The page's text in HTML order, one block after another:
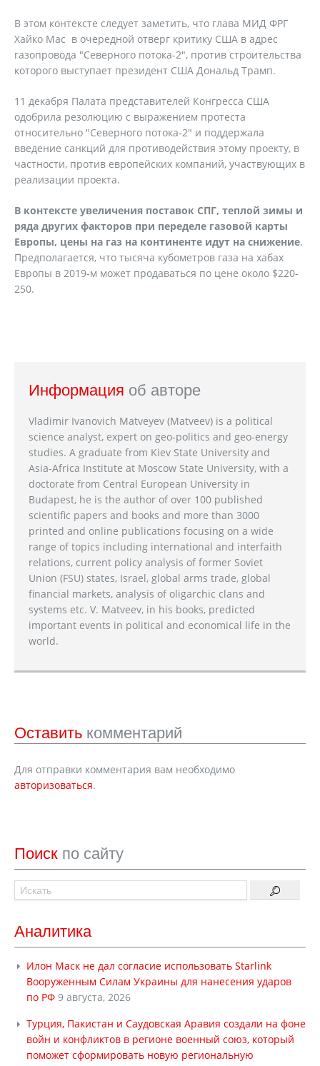
В этом контексте следует заметить, что глава МИД ФРГ
Хайко Мас в очередной отверг критику США в адрес
газопровода "Северного потока-2", против строительства
которого выступает президент США Дональд Трамп.
11 декабря Палата представителей Конгресса США
одобрила резолюцию с выражением протеста
относительно "Северного потока-2" и поддержала
введение санкций для противодействия этому проекту, в
частности, против европейских компаний, участвующих в
реализации проекта.
В контексте увеличения поставок СПГ, теплой зимы и
ряда других факторов при переделе газовой карты
Европы, цены на газ на континенте идут на снижение.
Предполагается, что тысяча кубометров газа на хабах
Европы в 2019-м может продаваться по цене около $220-
250.
Информация об авторе
Vladimir Ivanovich Matveyev (Matveev) is a political
science analyst, expert on geo-politics and geo-energy
studies. A graduate from Kiev State University and
Asia-Africa Institute at Moscow State University, with a
doctorate from Central European University in
Budapest, he is the author of over 100 published
scientific papers and books and more than 3000
printed and online publications focusing on a wide
range of topics including international and interfaith
relations, current policy analysis of former Soviet
Union (FSU) states, Israel, global arms trade, global
financial markets, analysis of oligarchic clans and
systems etc. V. Matveev, in his books, predicted
important events in political and economical life in the
world.
Оставить комментарий
Для отправки комментария вам необходимо
авторизоваться.
Поиск по сайту
Аналитика
Илон Маск не дал согласие использовать Starlink
Вооруженным Силам Украины для нанесения ударов
по РФ 9 августа, 2026
Турция, Пакистан и Саудовская Аравия создали на фоне
войн и конфликтов в регионе военный союз, который
поможет сформировать новую региональную